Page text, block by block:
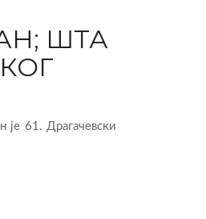
ШТА
је 61. Драгачевски